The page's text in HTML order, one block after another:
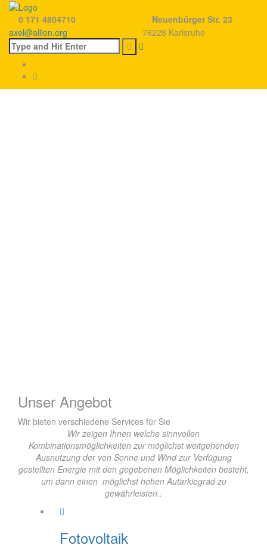
0 171 4804710
axel@allion.org
Neuenbürger Str. 23
76228 Karlsruhe
contentUnser Angebot
Wir bieten verschiedene Services für Sie
Wir zeigen Ihnen welche sinnvollen
Kombinationsmöglichkeiten zur möglichst weitgehenden
Ausnutzung der von Sonne und Wind zur Verfügung
gestellten Energie mit den gegebenen Möglichkeiten besteht,
um dann einen möglichst hohen Autarkiegrad zu
gewährleisten..
Fotovoltaik